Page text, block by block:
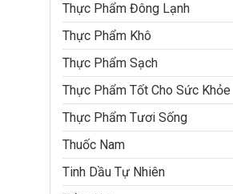
Thực Phẩm Đông Lạnh
Thực Phẩm Khô
Thực Phẩm Sạch
Thực Phẩm Tốt Cho Sức Khỏe
Thực Phẩm Tươi Sống
Thuốc Nam
Tinh Dầu Tự Nhiên